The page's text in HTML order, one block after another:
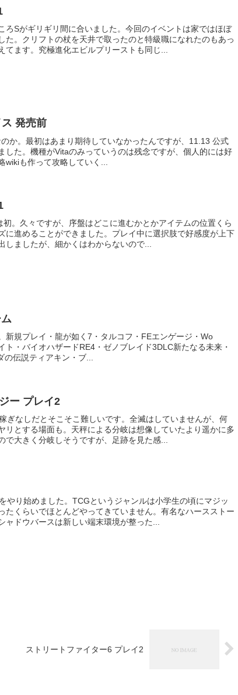
ろSがギリギリ間に合いました。今回のイベントは家ではほぼ
た。クリフトの杖を天井で取ったのと特級職になれたのもあっ
てます。究極進化エビルプリーストも同じ...
発売前
か。最初はあまり期待していなかったんですが、11.13 公式
した。機種がVitaのみっていうのは残念ですが、個人的には好
wikiも作って攻略していく...
。久々ですが、序盤はどこに進むかとかアイテムの位置くら
に進めることができました。プレイ中に選択肢で好感度が上下
しましたが、細かくはわからないので...
新規プレイ・龍が如く7・タルコフ・FEエンゲージ・Wo
ト・バイオハザードRE4・ゼノブレイド3DLC新たなる未来・
の伝説ティアキン・ブ...
ー プレイ2
ぎなしだとそこそこ難しいです。全滅はしていませんが、何
リとする場面も。天秤による分岐は想像していたより遥かに多
で大きく分岐しそうですが、足跡を見た感...
やり始めました。TCGというジャンルは小学生の頃にマジッ
たくらいでほとんどやってきていません。有名なハースストー
ャドウバースは新しい端末環境が整った...
ストリートファイター6 プレイ2